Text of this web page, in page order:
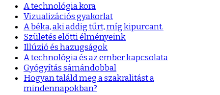
A technológia kora
Vizualizációs gyakorlat
A béka, aki addig tűrt, míg kipurcant.
Születés előtti élményeink
Illúzió és hazugságok
A technológia és az ember kapcsolata
Gyógyítás sámándobbal
Hogyan találd meg a szakralitást a
mindennapokban?